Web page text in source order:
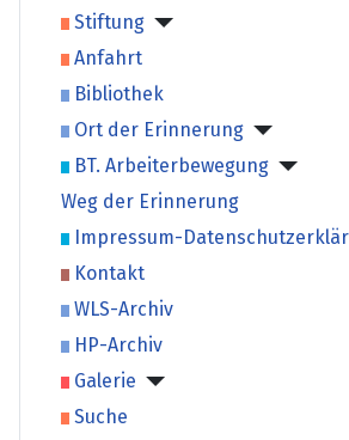
Stiftung
Anfahrt
Bibliothek
Ort der Erinnerung
BT. Arbeiterbewegung
Weg der Erinnerung
Impressum-
Kontakt
WLS-Archiv
HP-Archiv
Galerie
Suche